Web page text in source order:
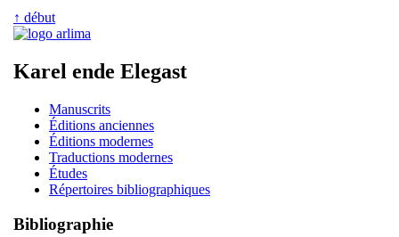
↑ début
Karel ende Elegast
Manuscrits
Éditions anciennes
Éditions modernes
Traductions modernes
Études
Répertoires bibliographiques
Bibliographie